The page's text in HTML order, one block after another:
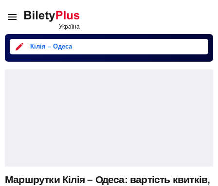
Кілія – Одеса
Маршрутки Кілія – Одеса: вартість квитків,